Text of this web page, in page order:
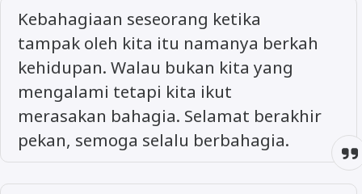
Kebahagiaan seseorang ketika
tampak oleh kita itu namanya berkah
kehidupan. Walau bukan kita yang
mengalami tetapi kita ikut
merasakan bahagia. Selamat berakhir
pekan, semoga selalu berbahagia.